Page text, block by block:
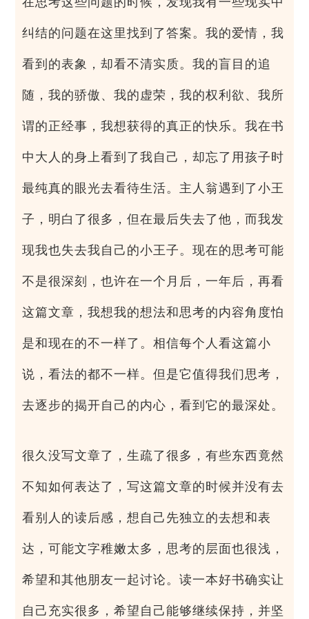
纠结的问题在这里找到了答案。我的爱情，我
看到的表象，却看不清实质。我的盲目的追
随，我的骄傲、我的虚荣，我的权利欲、我所
谓的正经事，我想获得的真正的快乐。我在书
中大人的身上看到了我自己，却忘了用孩子时
最纯真的眼光去看待生活。主人翁遇到了小王
子，明白了很多，但在最后失去了他，而我发
现我也失去我自己的小王子。现在的思考可能
不是很深刻，也许在一个月后，一年后，再看
这篇文章，我想我的想法和思考的内容角度怕
是和现在的不一样了。相信每个人看这篇小
说，看法的都不一样。但是它值得我们思考，
去逐步的揭开自己的内心，看到它的最深处。
很久没写文章了，生疏了很多，有些东西竟然
不知如何表达了，写这篇文章的时候并没有去
看别人的读后感，想自己先独立的去想和表
达，可能文字稚嫩太多，思考的层面也很浅，
希望和其他朋友一起讨论。读一本好书确实让
自己充实很多，希望自己能够继续保持，并坚